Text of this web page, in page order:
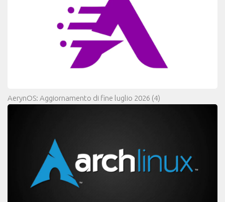
AerynOS: Aggiornamento di fine luglio 2026 (4)